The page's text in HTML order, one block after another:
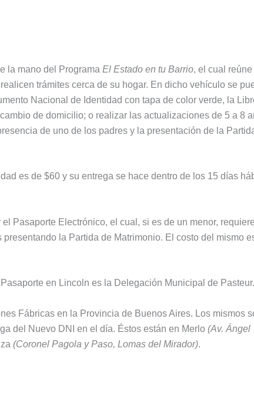
la mano del Programa El Estado en tu Barrio, el cual reúne
trámites cerca de su hogar. En dicho vehículo se
Nacional de Identidad con tapa de color verde, la
de domicilio; o realizar las actualizaciones de 5 a 8
de uno de los padres y la presentación de la
es de $60 y su entrega se hace dentro de los 15 días
Pasaporte Electrónico, el cual, si es de un menor,
la Partida de Matrimonio. El costo del mismo
en Lincoln es la Delegación Municipal de Pasteur.
Fábricas en la Provincia de Buenos Aires. Los mismos
del Nuevo DNI en el día. Éstos están en Merlo (Av. Ángel
(Coronel Pagola y Paso, Lomas del Mirador).